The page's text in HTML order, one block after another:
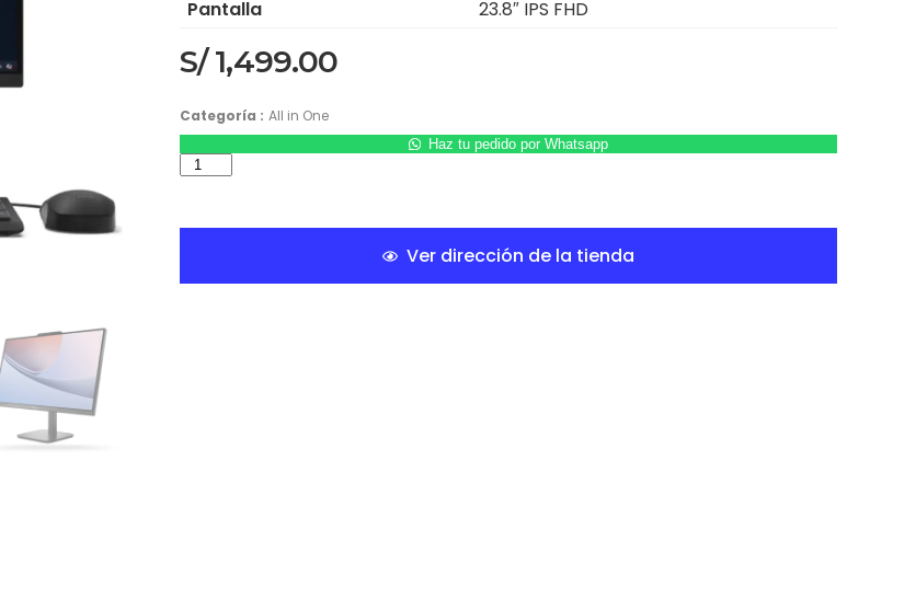
Pantalla
23.8″ IPS FHD
S/1,499.00
Categoría : All in One
Haz tu pedido por Whatsapp
Ver dirección de la tienda